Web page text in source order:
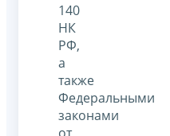
140
НК
РФ,
а
также
Федеральными
законами